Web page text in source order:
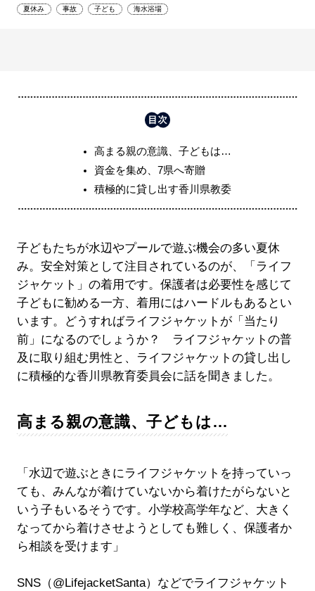
夏休み 事故 子ども 海水浴場
高まる親の意識、子どもは…
資金を集め、7県へ寄贈
積極的に貸し出す香川県教委
子どもたちが水辺やプールで遊ぶ機会の多い夏休
み。安全対策として注目されているのが、「ライフ
ジャケット」の着用です。保護者は必要性を感じて
子どもに勧める一方、着用にはハードルもあるとい
います。どうすればライフジャケットが「当たり
前」になるのでしょうか？ ライフジャケットの普
及に取り組む男性と、ライフジャケットの貸し出し
に積極的な香川県教育委員会に話を聞きました。
高まる親の意識、子どもは…
「水辺で遊ぶときにライフジャケットを持っていっ
ても、みんなが着けていないから着けたがらないと
いう子もいるそうです。小学校高学年など、大きく
なってから着けさせようとしても難しく、保護者か
ら相談を受けます」
SNS（@LifejacketSanta）などでライフジャケット